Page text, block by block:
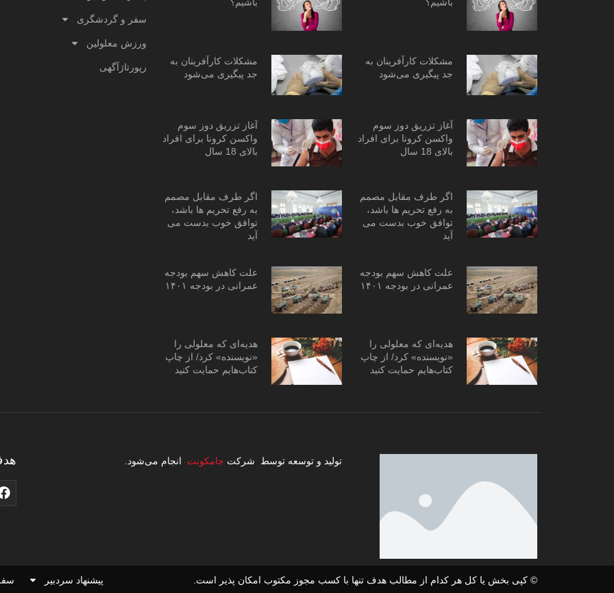
باشیم؟
مشکلات کارآفرینان به
جد پیگیری می‌شود
آغاز تزریق دوز سوم
واکسن کرونا برای افراد
بالای 18 سال
اگر طرف مقابل مصمم
به رفع تحریم ها باشد،
توافق خوب بدست می
آید
علت کاهش سهم بودجه
عمرانی در بودجه ۱۴۰۱
هدیه‌ای که معلولی را
«نویسنده» کرد/ از چاپ
کتاب‌هایم حمایت کنید
باشیم؟
مشکلات کارآفرینان به
جد پیگیری می‌شود
آغاز تزریق دوز سوم
واکسن کرونا برای افراد
بالای 18 سال
اگر طرف مقابل مصمم
به رفع تحریم ها باشد،
توافق خوب بدست می
آید
علت کاهش سهم بودجه
عمرانی در بودجه ۱۴۰۱
هدیه‌ای که معلولی را
«نویسنده» کرد/ از چاپ
کتاب‌هایم حمایت کنید
سفر و گردشگری
ورزش معلولین
رپورتاژآگهی
تولید و توسعه توسط شرکت جامکونت انجام می‌شود.
© کپی بخش یا کل هر کدام از مطالب هدف تنها با کسب مجوز مکتوب امکان پذیر است. پیشنهاد سردبیر